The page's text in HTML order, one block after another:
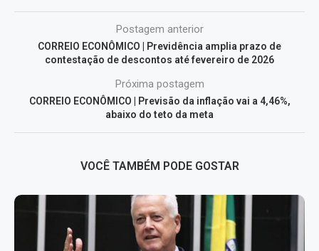
Postagem anterior
CORREIO ECONÔMICO | Previdência amplia prazo de
contestação de descontos até fevereiro de 2026
Próxima postagem
CORREIO ECONÔMICO | Previsão da inflação vai a 4,46%,
abaixo do teto da meta
VOCÊ TAMBÉM PODE GOSTAR